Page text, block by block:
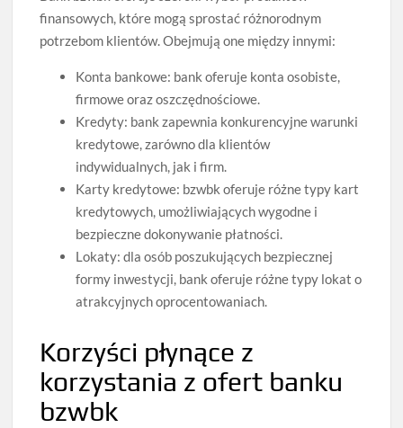
finansowych, które mogą sprostać różnorodnym
potrzebom klientów. Obejmują one między innymi:
Konta bankowe: bank oferuje konta osobiste,
firmowe oraz oszczędnościowe.
Kredyty: bank zapewnia konkurencyjne warunki
kredytowe, zarówno dla klientów
indywidualnych, jak i firm.
Karty kredytowe: bzwbk oferuje różne typy kart
kredytowych, umożliwiających wygodne i
bezpieczne dokonywanie płatności.
Lokaty: dla osób poszukujących bezpiecznej
formy inwestycji, bank oferuje różne typy lokat o
atrakcyjnych oprocentowaniach.
Korzyści płynące z
korzystania z ofert banku
bzwbk